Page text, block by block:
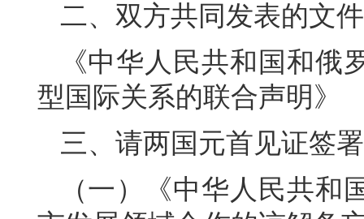
二、双方共同发表的文件
《中华人民共和国和
型国际关系的联合声明》
三、请两国元首见证签
（一）《中华人民共